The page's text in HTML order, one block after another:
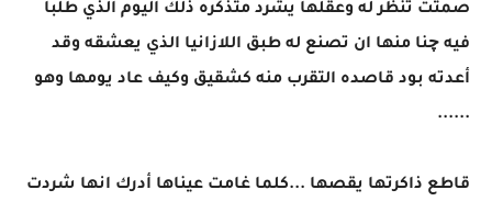
صمتت تنظر له وعقلها يشرد متذكره ذلك اليوم الذي طلبا
فيه چنا منها ان تصنع له طبق اللازانيا الذي يعشقه وقد
أعدته بود قاصده التقرب منه كشقيق وكيف عاد يومها وهو
......
قاطع ذاكرتها يقصها ...كلما غامت عيناها أدرك انها شردت